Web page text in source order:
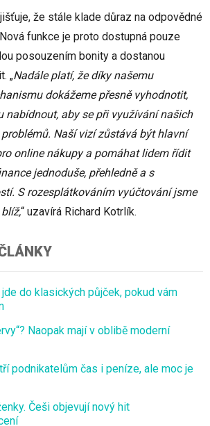
že stále klade důraz na odpovědné
funkce je proto dostupná pouze
posouzením bonity a dostanou
„Nadále platí, že díky našemu
dokážeme přesně vyhodnotit,
nabídnout, aby se při využívání našich
Naší vizí zůstává být hlavní
online nákupy a pomáhat lidem řídit
jednoduše, přehledně a s
S rozesplátkováním vyúčtování jsme
“ uzavírá Richard Kotrlík.
do klasických půjček, pokud vám
Naopak mají v oblibě moderní
podnikatelům čas i peníze, ale moc je
Češi objevují nový hit